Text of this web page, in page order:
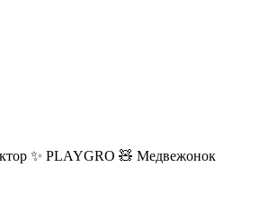
✨ PLAYGRO 🧸 Медвежонок